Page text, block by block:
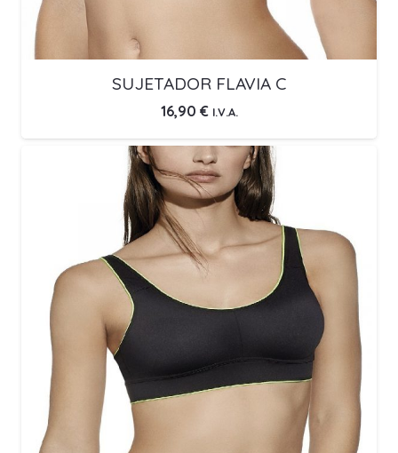
SUJETADOR FLAVIA C
16,90 € I.V.A.